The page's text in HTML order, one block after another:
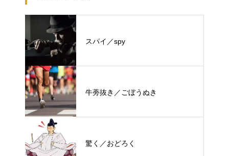
スパイ／spy
牛蒡抜き／ごぼうぬき
驚く／おどろく